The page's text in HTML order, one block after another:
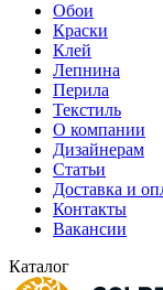
Обои
Краски
Клей
Лепнина
Перила
Текстиль
О компании
Дизайнерам
Статьи
Доставка и
Контакты
Вакансии
Каталог